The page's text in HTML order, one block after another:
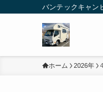
バンテックキャン
ホーム 2026年